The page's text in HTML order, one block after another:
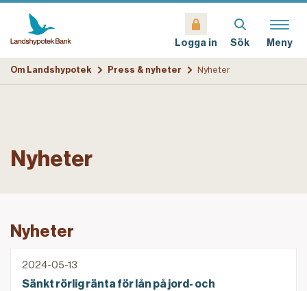
Logga in Sök Meny
Om Landshypotek Press & nyheter Nyheter
Nyheter
Nyheter
2024-05-13
Sänkt rörlig ränta för lån på jord- och